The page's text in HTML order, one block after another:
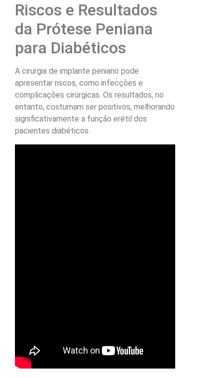
Riscos e Resultados
da Prótese Peniana
para Diabéticos
A cirurgia de implante peniano pode
apresentar riscos, como infecções e
complicações cirúrgicas. Os resultados, no
entanto, costumam ser positivos, melhorando
significativamente a função erétil dos
pacientes diabéticos.